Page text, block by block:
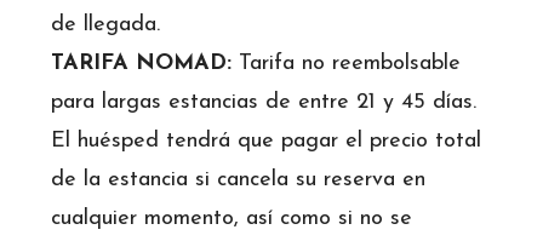
de llegada.
TARIFA NOMAD: Tarifa no reembolsable
para largas estancias de entre 21 y 45 días.
El huésped tendrá que pagar el precio total
de la estancia si cancela su reserva en
cualquier momento, así como si no se